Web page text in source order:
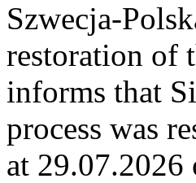
Szwecja-
restoration of
informs that
process was
at 29.07.2026